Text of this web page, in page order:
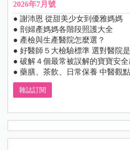
2026年7月號
● 謝沛恩 從甜美少女到優雅媽媽
● 剖婦產媽媽各階段照護大全
● 產檢與生產醫院怎麼選？
● 好醫師５大檢驗標準 選對醫院
● 破解４個最常被誤解的寶寶安全
● 藥膳、茶飲、日常保養 中醫觀
雜誌訂閱